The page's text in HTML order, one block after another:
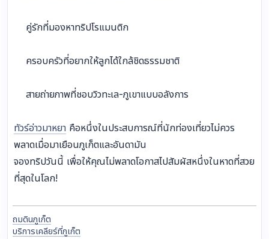
คู่รักที่มองหาทริปโรแมนติก
ครอบครัวที่อยากให้ลูกได้ใกล้ชิดธรรมชาติ
สายถ่ายภาพที่ชอบวิวทะเล-ภูเขาแบบอลังการ
ทัวร์อ่าวมาหยา คือหนึ่งในประสบการณ์ที่นักท่องเที่ยวไม่ควร
พลาดเมื่อมาเยือนภูเก็ตและอันดามัน
จองทริปวันนี้ เพื่อให้คุณไม่พลาดโอกาสไปสัมผัสหนึ่งในหาดที่สวย
ที่สุดในโลก!
ถมดินภูเก็ต
บริการเคลียร์ที่ภูเก็ต